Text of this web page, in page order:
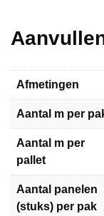
Afmetingen
Aantal m per
Aantal m per
pallet
Aantal panelen
(stuks) per pak